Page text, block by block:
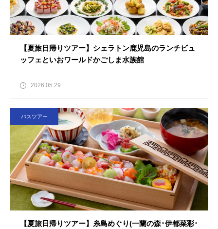
【夏旅日帰りツアー】シェラトン鹿児島のランチビュ
ッフェといおワールドかごしま水族館
2026.05.29
バスツアー
【夏旅日帰りツアー】糸島めぐり(一蘭の森･伊都菜彩･